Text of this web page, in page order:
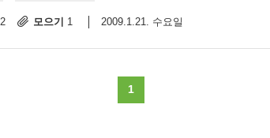
2 모으기 1 2009.1.21. 수요일
1